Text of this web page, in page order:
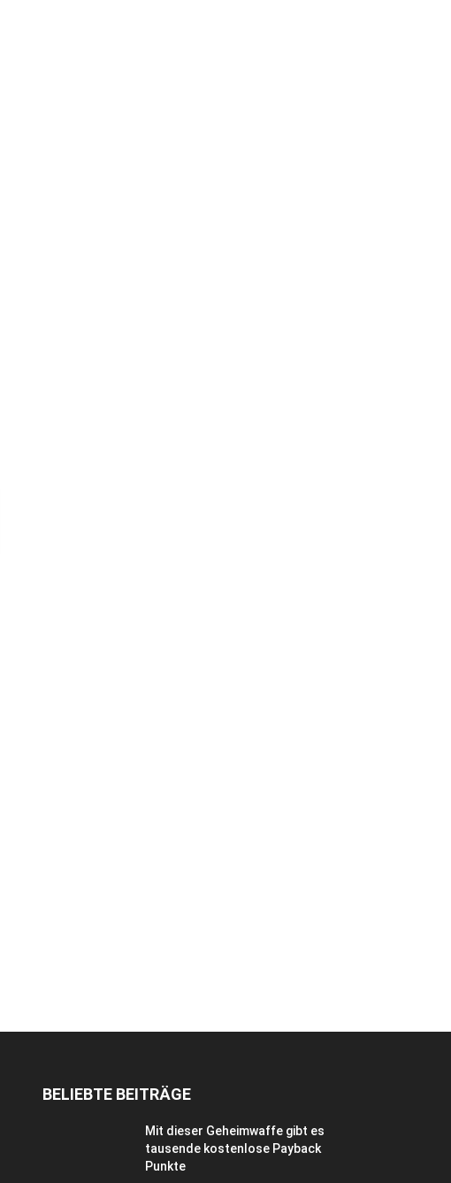
BELIEBTE BEITRÄGE
Mit dieser Geheimwaffe gibt es
tausende kostenlose Payback
Punkte